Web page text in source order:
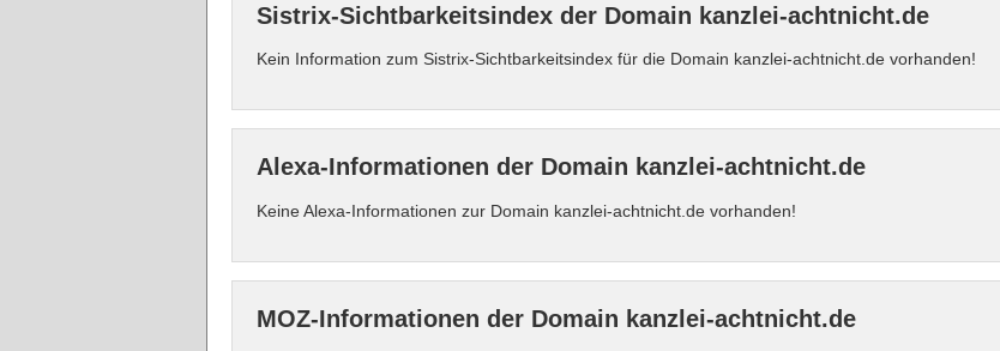
Sistrix-Sichtbarkeitsindex der Domain kanzlei-achtnicht.de
Kein Information zum Sistrix-Sichtbarkeitsindex für die Domain kanzlei-achtnicht.de vorhanden!
Alexa-Informationen der Domain kanzlei-achtnicht.de
Keine Alexa-Informationen zur Domain kanzlei-achtnicht.de vorhanden!
MOZ-Informationen der Domain kanzlei-achtnicht.de